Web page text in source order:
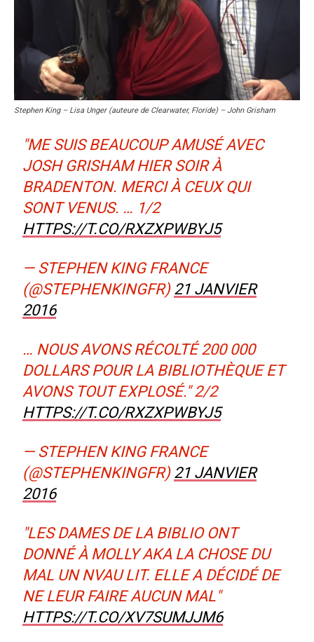
Stephen King – Lisa Unger (auteure de Clearwater, Floride) – John Grisham
"ME SUIS BEAUCOUP AMUSÉ AVEC
JOSH GRISHAM HIER SOIR À
BRADENTON. MERCI À CEUX QUI
SONT VENUS. … 1/2
HTTPS://T.CO/RXZXPWBYJ5
— STEPHEN KING FRANCE
(@STEPHENKINGFR) 21 JANVIER
2016
… NOUS AVONS RÉCOLTÉ 200 000
DOLLARS POUR LA BIBLIOTHÈQUE ET
AVONS TOUT EXPLOSÉ." 2/2
HTTPS://T.CO/RXZXPWBYJ5
— STEPHEN KING FRANCE
(@STEPHENKINGFR) 21 JANVIER
2016
"LES DAMES DE LA BIBLIO ONT
DONNÉ À MOLLY AKA LA CHOSE DU
MAL UN NVAU LIT. ELLE A DÉCIDÉ DE
NE LEUR FAIRE AUCUN MAL"
HTTPS://T.CO/XV7SUMJJM6